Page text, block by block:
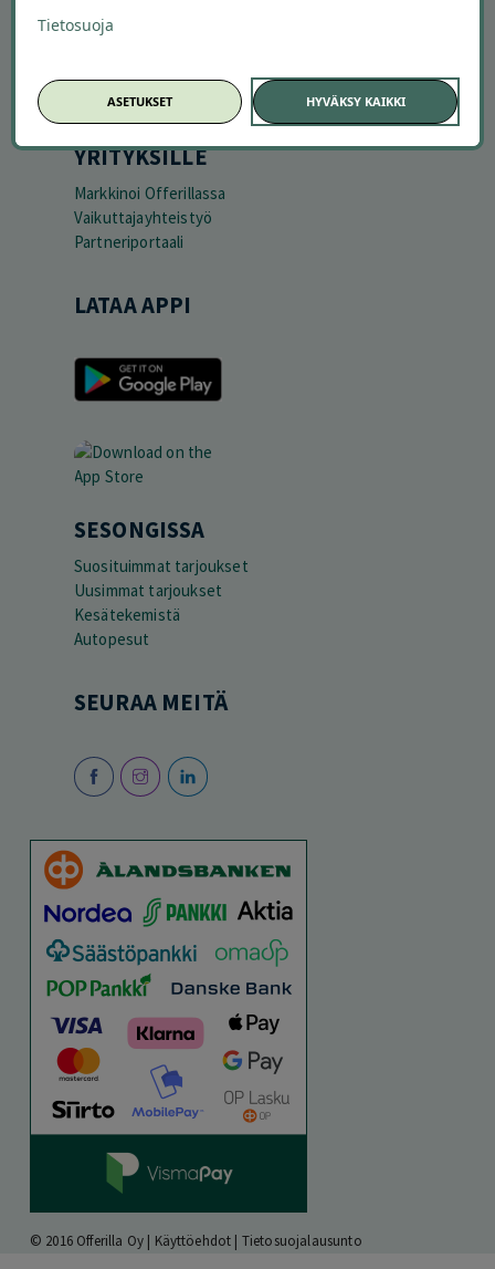
Ajankohtaista
Avoimet työpaikat
Offerilla mediassa
YRITYKSILLE
Markkinoi Offerillassa
Vaikuttajayhteistyö
Partneriportaali
LATAA APPI
SESONGISSA
Suosituimmat tarjoukset
Uusimmat tarjoukset
Kesätekemistä
Autopesut
SEURAA MEITÄ
© 2016 Offerilla Oy | Käyttöehdot | Tietosuojalausunto
Tietosuoja
ASETUKSET HYVÄKSY KAIKKI